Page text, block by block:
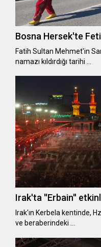
Bosna Hersek'te
Fatih Sultan Mehmet'in
namazı kıldırdığı tarihi …
Irak'ta ''Erbain''
Irak'ın Kerbela kentinde,
ve beraberindeki …